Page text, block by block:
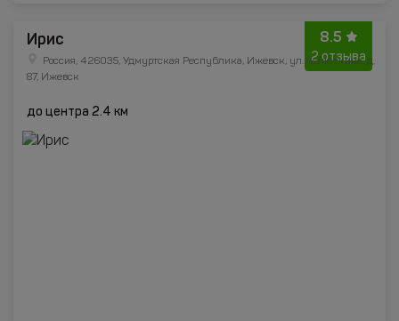
8.5
2 отзыва
Ирис
Россия, 426035, Удмуртская Республика, Ижевск, ул. Челюскина, д.
87, Ижевск
до центра 2.4 км